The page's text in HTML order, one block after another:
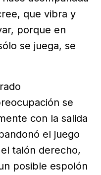
que vibra y
porque en
se juega, se
se
con la salida
el juego
talón derecho,
posible espolón